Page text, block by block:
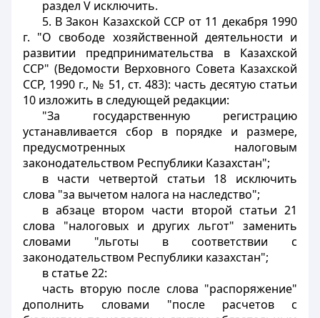
раздел V исключить.
5. В Закон Казахской ССР от 11 декабря 1990
г. "О свободе хозяйственной деятельности и
развитии предпринимательства в Казахской
ССР" (Ведомости Верховного Совета Казахской
ССР, 1990 г., № 51, ст. 483): часть десятую статьи
10 изложить в следующей редакции:
"За государственную регистрацию
устанавливается сбор в порядке и размере,
предусмотренных налоговым
законодательством Республики Казахстан";
в части четвертой статьи 18 исключить
слова "за вычетом налога на наследство";
в абзаце втором части второй статьи 21
слова "налоговых и других льгот" заменить
словами "льготы в соответствии с
законодательством Республики казахстан";
в статье 22:
часть вторую после слова "распоряжение"
дополнить словами "после расчетов с